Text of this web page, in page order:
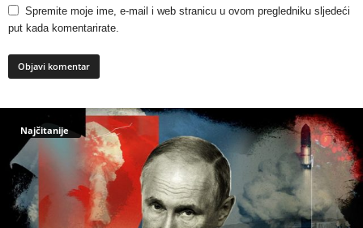
Spremite moje ime, e-mail i web stranicu u ovom pregledniku sljedeći
put kada komentarirate.
Najčitanije